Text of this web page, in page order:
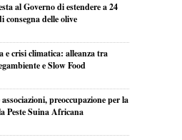
al Governo di estendere a 24
consegna delle olive
e crisi climatica: alleanza tra
e Slow Food
preoccupazione per la
Peste Suina Africana